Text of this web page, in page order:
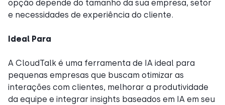
opção depende do tamanho da sua empresa, setor
e necessidades de experiência do cliente.
Ideal Para
A CloudTalk é uma ferramenta de IA ideal para
pequenas empresas que buscam otimizar as
interações com clientes, melhorar a produtividade
da equipe e integrar insights baseados em IA em seu